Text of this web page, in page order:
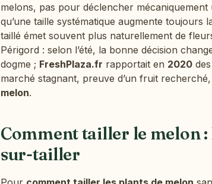
melons, pas pour déclencher
qu’une taille systématique augmente
taillé émet souvent plus naturellement de
Périgord : selon l’été, la bonne décision
dogme ; FreshPlaza.fr rapportait en 2020
marché stagnant, preuve d’un fruit
melon.
Comment tailler le melon :
sur-tailler